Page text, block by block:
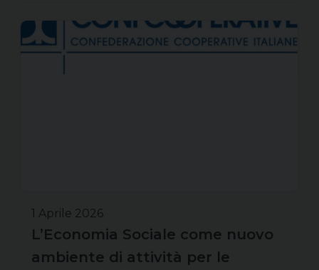
1 Aprile 2026
L’Economia Sociale come nuovo
ambiente di attività per le